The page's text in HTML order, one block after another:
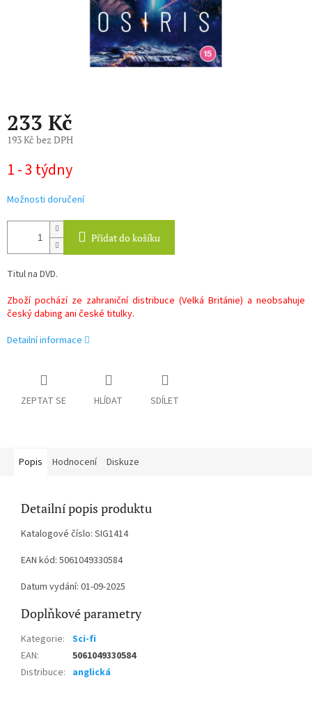
233 Kč
193 Kč bez DPH
cena:
1 - 3 týdny
Možnosti doručení
Přidat do košíku
Titul na DVD.
Zboží pochází ze zahraniční distribuce (Velká Británie) a neobsahuje
český dabing ani české titulky.
Detailní informace
ZEPTAT SE HLÍDAT SDÍLET
Popis Hodnocení Diskuze
Detailní popis produktu
Katalogové číslo: SIG1414
EAN kód: 5061049330584
Datum vydání: 01-09-2025
Doplňkové parametry
Kategorie: Sci-fi
EAN:
5061049330584
Distribuce: anglická